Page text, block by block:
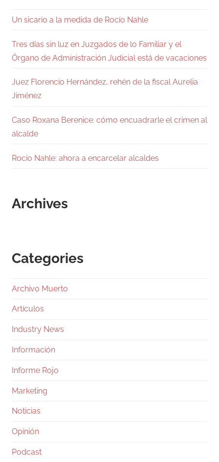
Un sicario a la medida de Rocío Nahle
Tres días sin luz en Juzgados de lo Familiar y el
Órgano de Administración Judicial está de vacaciones
Juez Florencio Hernández, rehén de la fiscal Aurelia
Jiménez
Caso Roxana Berenice: cómo encuadrarle el crimen al
alcalde
Rocío Nahle: ahora a encarcelar alcaldes
Archives
Categories
Archivo Muerto
Artículos
Industry News
Información
Informe Rojo
Marketing
Noticias
Opinión
Podcast